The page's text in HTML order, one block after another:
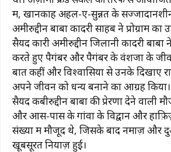
में, खानकाह अहल-ए-सुन्नत के
अमीरुद्दीन बाबा कादरी साहब ने प्रोग्राम का
सैयद कारी अमीरुद्दीन जिलानी कादरी बाबा
करते हुए पैगंबर और पैगंबर के वंशजों के
बातें कहीं और विश्वासियों से उनके दिखाए
अपने जीवन को धन्य बनाने का आग्रह
सैयद कबीरुद्दीन बाबा की प्रेरणा देने वाली
और आस-पास के गांवों के विद्वान और
संख्या में मौजूद थे, जिसके बाद नमाज़ और
खूबसूरत नियाज़ हुई।